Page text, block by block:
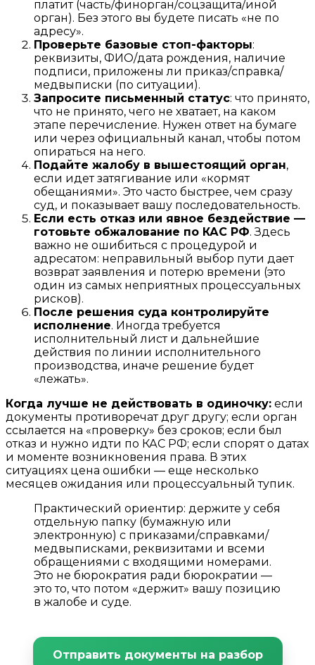
платит (часть/финорган/соцзащита/иной
орган). Без этого вы будете писать «не по
адресу».
Проверьте базовые стоп-факторы:
реквизиты, ФИО/дата рождения, наличие
подписи, приложены ли приказ/справка/
медвыписки (по ситуации).
Запросите письменный статус: что принято,
что не принято, чего не хватает, на каком
этапе перечисление. Нужен ответ на бумаге
или через официальный канал, чтобы потом
опираться на него.
Подайте жалобу в вышестоящий орган,
если идет затягивание или «кормят
обещаниями». Это часто быстрее, чем сразу
суд, и показывает вашу последовательность.
Если есть отказ или явное бездействие —
готовьте обжалование по КАС РФ. Здесь
важно не ошибиться с процедурой и
адресатом: неправильный выбор пути дает
возврат заявления и потерю времени (это
один из самых неприятных процессуальных
рисков).
После решения суда контролируйте
исполнение. Иногда требуется
исполнительный лист и дальнейшие
действия по линии исполнительного
производства, иначе решение будет
«лежать».
Когда лучше не действовать в одиночку: если
документы противоречат друг другу; если орган
ссылается на «проверку» без сроков; если был
отказ и нужно идти по КАС РФ; если спорят о датах
и моменте возникновения права. В этих
ситуациях цена ошибки — еще несколько
месяцев ожидания или процессуальный тупик.
Практический ориентир: держите у себя
отдельную папку (бумажную или
электронную) с приказами/справками/
медвыписками, реквизитами и всеми
обращениями с входящими номерами.
Это не бюрократия ради бюрократии —
это то, что потом «держит» вашу позицию
в жалобе и суде.
Отправить документы на разбор